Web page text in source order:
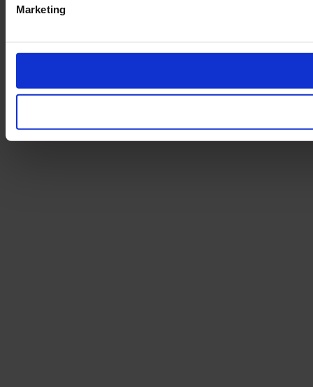
Marketing